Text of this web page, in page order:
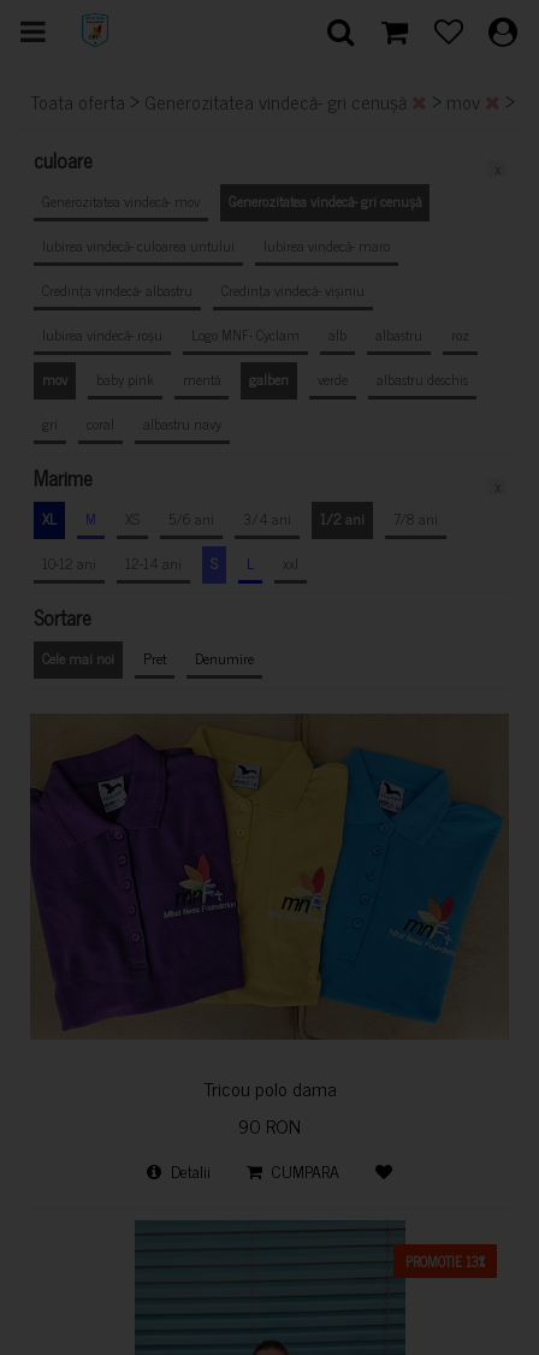
Toata oferta > Generozitatea vindecă- gri cenușă > mov >
culoare
Generozitatea vindecă- mov
Generozitatea vindecă- gri cenușă
Iubirea vindecă- culoarea untului
Iubirea vindecă- maro
Credința vindecă- albastru
Credința vindecă- vișiniu
Iubirea vindecă- roșu
Logo MNF- Cyclam alb albastru
roz
mov
baby pink mentă galben verde
albastru deschis
gri
coral albastru navy
Marime
XL M XS 5/6 ani 3/4 ani 1/2 ani
7/8 ani
10-12 ani
12-14 ani S L xxl
Sortare
Cele mai noi Pret Denumire
Tricou polo dama
90 RON
Detalii CUMPARA
PROMOTIE 13%